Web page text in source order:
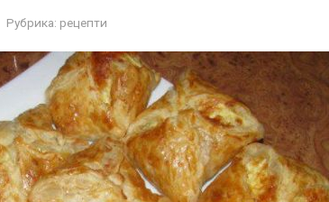
Рубрика: рецепти